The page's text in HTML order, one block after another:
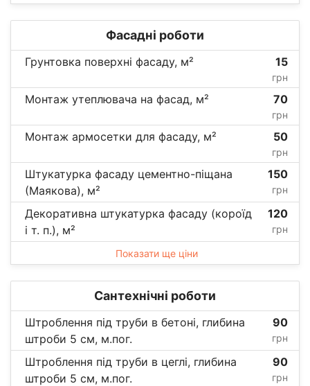
Фасадні роботи
Грунтовка поверхні фасаду, м² 15
грн
Монтаж утеплювача на фасад, м² 70
грн
Монтаж армосетки для фасаду, м² 50
грн
Штукатурка фасаду цементно-піщана
(Маякова), м²
150
грн
Декоративна штукатурка фасаду (короїд
і т. п.), м²
120
грн
Показати ще ціни
Сантехнічні роботи
Штроблення під труби в бетоні, глибина
штроби 5 см, м.пог.
90
грн
Штроблення під труби в цеглі, глибина
штроби 5 см, м.пог.
90
грн